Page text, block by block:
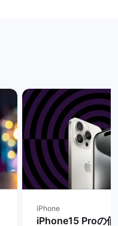
iPhone
iPhone15 Proの